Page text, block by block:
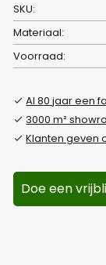
SKU:
Materiaal:
Voorraad:
Al 80 jaar een
3000 m²
Klanten geven
Doe een